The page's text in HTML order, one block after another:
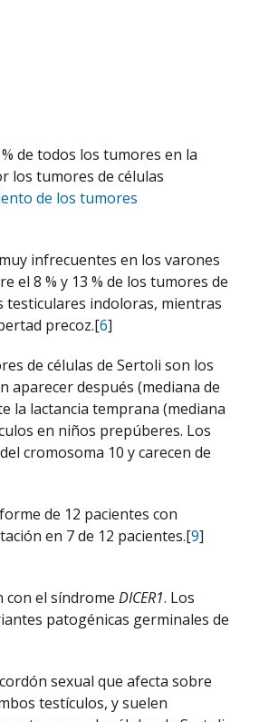
de todos los tumores en la
los tumores de células
de los tumores
infrecuentes en los varones
el 8 % y 13 % de los tumores de
testiculares indoloras, mientras
precoz.[6]
de células de Sertoli son los
aparecer después (mediana de
la lactancia temprana (mediana
en niños prepúberes. Los
cromosoma 10 y carecen de
de 12 pacientes con
en 7 de 12 pacientes.[9]
con el síndrome DICER1. Los
patogénicas germinales de
sexual que afecta sobre
testículos, y suelen